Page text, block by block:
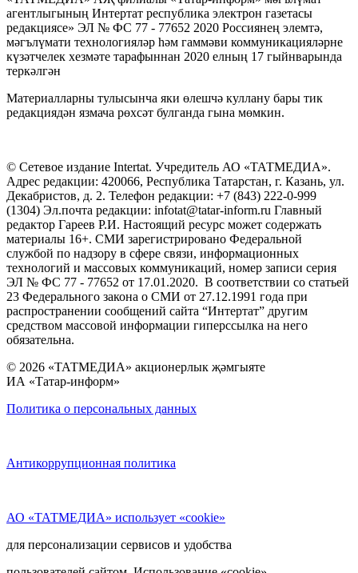
агентлыгының Интертат республика электрон газетасы
редакциясе» ЭЛ № ФС 77 - 77652 2020 Россиянең элемтә,
мәгълүмати технологияләр һәм гаммәви коммуникацияләрне
күзәтчелек хезмәте тарафыннан 2020 елның 17 гыйнварында
теркәлгән
Материалларны тулысынча яки өлешчә куллану бары тик
редакциядән язмача рөхсәт булганда гына мөмкин.
© Сетевое издание Intertat. Учредитель АО «ТАТМЕДИА».
Адрес редакции: 420066, Республика Татарстан, г. Казань, ул.
Декабристов, д. 2. Телефон редакции: +7 (843) 222-0-999
(1304) Эл.почта редакции: infotat@tatar-inform.ru Главный
редактор Гареев Р.И. Настоящий ресурс может содержать
материалы 16+. СМИ зарегистрировано Федеральной
службой по надзору в сфере связи, информационных
технологий и массовых коммуникаций, номер записи серия
ЭЛ № ФС 77 - 77652 от 17.01.2020. В соответствии со статьей
23 Федерального закона о СМИ от 27.12.1991 года при
распространении сообщений сайта “Интертат” другим
средством массовой информации гиперссылка на него
обязательна.
© 2026 «ТАТМЕДИА» акционерлык җәмгыяте
ИА «Татар-информ»
Политика о персональных данных
Антикоррупционная политика
АО «ТАТМЕДИА» использует «cookie»
для персонализации сервисов и удобства